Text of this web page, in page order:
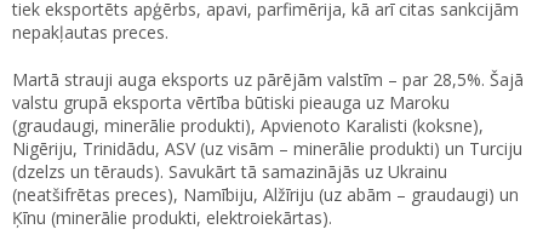
tiek eksportēts apģērbs, apavi, parfimērija, kā arī citas sankcijām
nepakļautas preces.
Martā strauji auga eksports uz pārējām valstīm – par 28,5%. Šajā
valstu grupā eksporta vērtība būtiski pieauga uz Maroku
(graudaugi, minerālie produkti), Apvienoto Karalisti (koksne),
Nigēriju, Trinidādu, ASV (uz visām – minerālie produkti) un Turciju
(dzelzs un tērauds). Savukārt tā samazinājās uz Ukrainu
(neatšifrētas preces), Namībiju, Alžīriju (uz abām – graudaugi) un
Ķīnu (minerālie produkti, elektroiekārtas).